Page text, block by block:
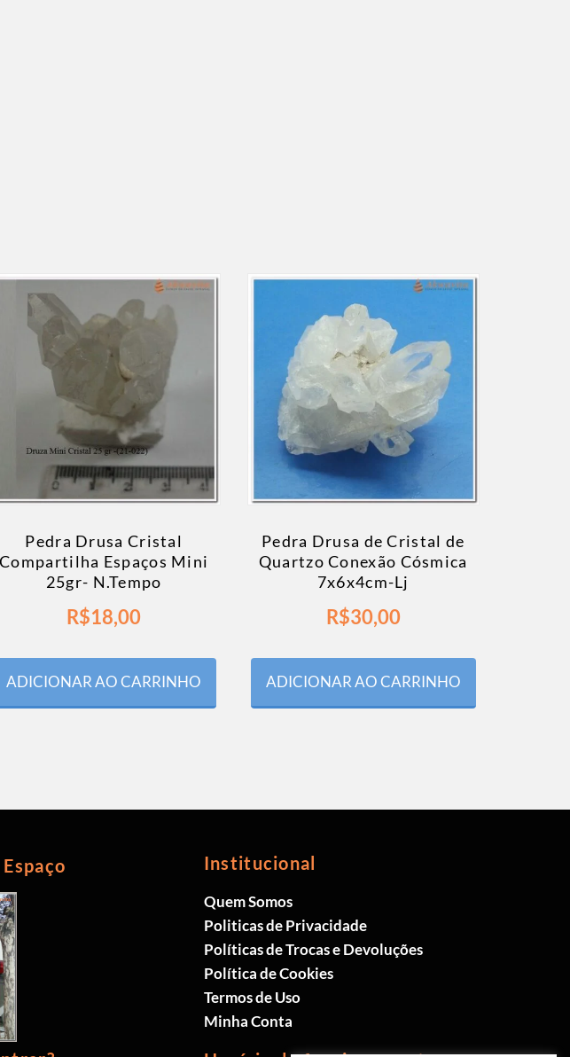
Pedra Drusa Cristal
Compartilha Espaços Mini
25gr- N.Tempo
R$18,00
ADICIONAR AO CARRINHO
Pedra Drusa de Cristal de
Quartzo Conexão Cósmica
7x6x4cm-Lj
R$30,00
ADICIONAR AO CARRINHO
Institucional
Quem Somos
Politicas de Privacidade
Políticas de Trocas e Devoluções
Política de Cookies
Termos de Uso
Minha Conta